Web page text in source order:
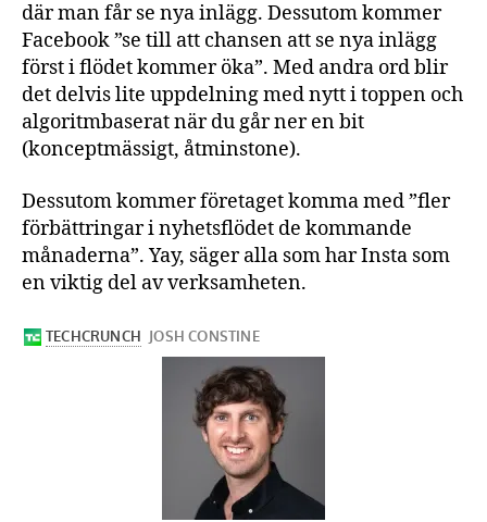
där man får se nya inlägg. Dessutom kommer
Facebook ”se till att chansen att se nya inlägg
först i flödet kommer öka”. Med andra ord blir
det delvis lite uppdelning med nytt i toppen och
algoritmbaserat när du går ner en bit
(konceptmässigt, åtminstone).
Dessutom kommer företaget komma med ”fler
förbättringar i nyhetsflödet de kommande
månaderna”. Yay, säger alla som har Insta som
en viktig del av verksamheten.